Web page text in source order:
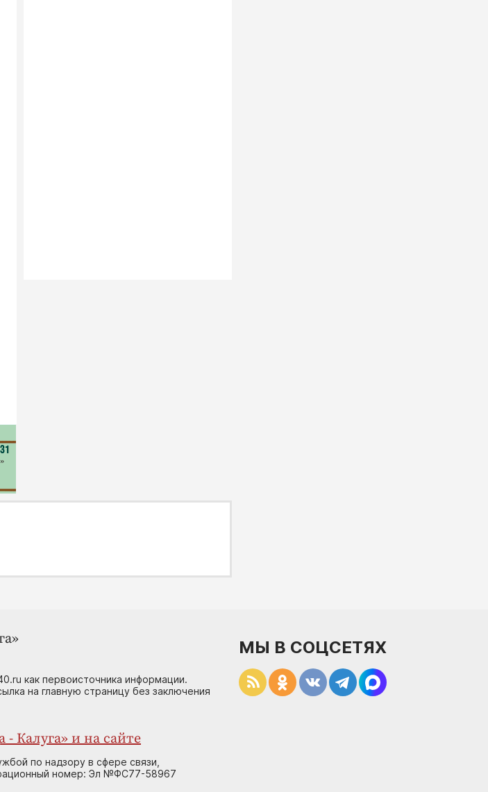
как первоисточника информации.
на главную страницу без заключения
Калуга» и на сайте
по надзору в сфере связи,
номер: Эл №ФС77-58967
МЫ В СОЦСЕТЯХ